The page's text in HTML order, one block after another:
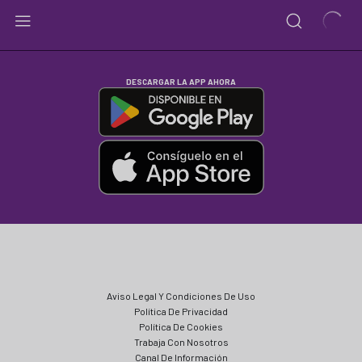
DESCARGAR LA APP AHORA
Aviso Legal Y Condiciones De Uso
Política De Privacidad
Política De Cookies
Trabaja Con Nosotros
Canal De Información